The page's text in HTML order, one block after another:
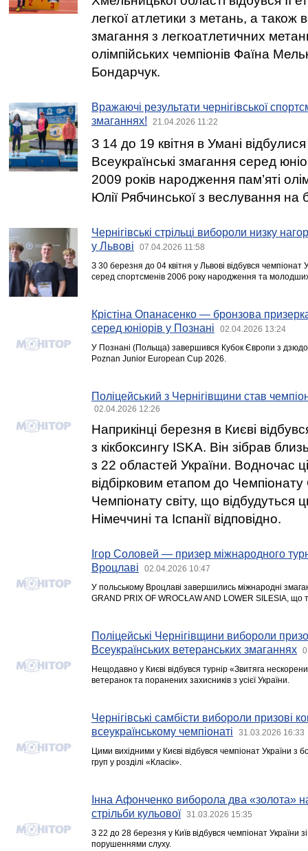
легкої атлетики з метань, а також
змагання з легкоатлетичних
олімпійських чемпіонів Фаїна
Бондарчук.
Вражаючі результати чернігівської
змаганнях!
21.04.2026 11:22
З 14 до 19 квітня в Умані
Всеукраїнські змагання серед
2009 років народження пам’яті
Юлії Рябчинської з веслування на
Чернігівські стрільці вибороли низку
у Львові
07.04.2026 11:58
З 30 березня до 04 квітня у Львові відбувся чемпіонат
серед спортсменів 2006 року народження та
Крістіна Опанасенко — бронзова
серед юніорів у Познані
02.04.2026 13:24
У Познані (Польща) завершився Кубок Європи з дзюдо
Poznan Junior European Cup 2026.
Поліцейський з Чернігівщини став
02.04.2026 12:26
Наприкінці березня в Києві
з кікбоксингу ISKA. Він зібрав
з 22 областей України. Водночас
відбірковим етапом до
Чемпіонату світу, що відбудуться
Німеччині та Іспанії відповідно.
Ігор Соловей — призер міжнародного
Вроцлаві
02.04.2026 10:47
У польському Вроцлаві завершились міжнародні
GRAND PRIX OF WROCŁAW AND LOWER SILESIA, що
Поліцейські Чернігівщини вибороли
Всеукраїнських ветеранських змаганнях
Нещодавно у Києві відбувся турнір «Звитяга
ветеранок та поранених захисників з усієї України.
Чернігівські самбісти вибороли призові
всеукраїнському чемпіонаті
31.03.2026 16:33
Цими вихідними у Києві відбувся чемпіонат України з
груп у розділі «Класік».
Інна Афонченко виборола два «золота» на
стрільби кульової
31.03.2026 15:35
З 22 до 28 березня у Київ відбувся чемпіонат України
порушеннями слуху.